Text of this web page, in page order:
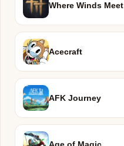
Where Winds Meet
Acecraft
AFK Journey
Age of Magic